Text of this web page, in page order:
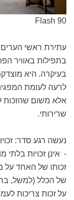
Flash 90
עתירת ראשי
בתפילות באוויר
בעיקרה. היא
לרעה לעומת
אלא משום שהזכות
שרירותי.
נעשה רגע סדר:
- אינן זכויות
זכותו של האחד על
של הכלל (למשל,
על זכות צריכות